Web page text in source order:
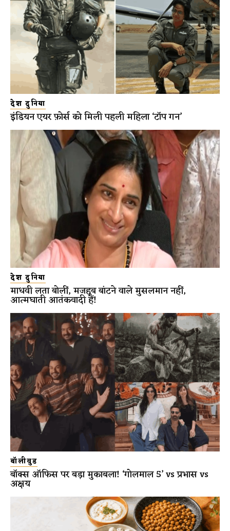
देश दुनिया
इंडियन एयर फ़ोर्स को मिली पहली महिला ‘टॉप गन’
देश दुनिया
माधवी लता बोलीं, मजहब बांटने वाले मुसलमान नहीं,
आत्मघाती आतंकवादी हैं!
बॉलीवुड
बॉक्स ऑफिस पर बड़ा मुकाबला! ‘गोलमाल 5’ vs प्रभास vs
अक्षय